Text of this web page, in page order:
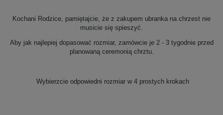
Kochani Rodzice, pamiętajcie, że z zakupem ubranka na chrzest nie
musicie się spieszyć.
Aby jak najlepiej dopasować rozmiar, zamówcie je 2 - 3 tygodnie przed
planowaną ceremonią chrztu.
Wybierzcie odpowiedni rozmiar w 4 prostych krokach